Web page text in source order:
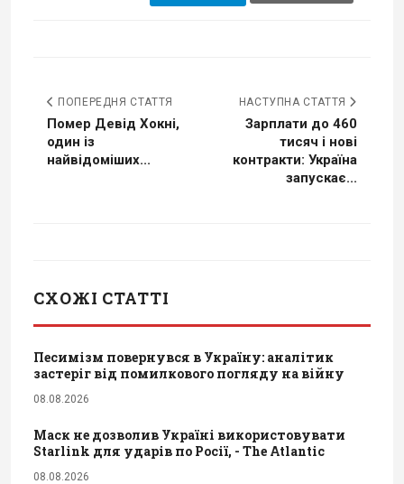
ПОПЕРЕДНЯ СТАТТЯ
Помер Девід Хокні,
один із
найвідоміших...
НАСТУПНА СТАТТЯ
Зарплати до 460
тисяч і нові
контракти: Україна
запускає...
СХОЖІ СТАТТІ
Песимізм повернувся в Україну: аналітик
застеріг від помилкового погляду на війну
08.08.2026
Маск не дозволив Україні використовувати
Starlink для ударів по Росії, - The Atlantic
08.08.2026